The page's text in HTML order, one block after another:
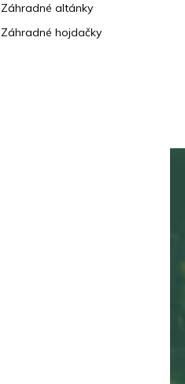
Záhradné altánky
Záhradné hojdačky